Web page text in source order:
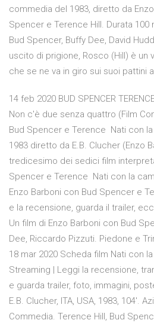
commedia del 1983, diretto da
Spencer e Terence Hill. Durata 100
Bud Spencer, Buffy Dee, David
uscito di prigione, Rosco (Hill) è un
che se ne va in giro sui suoi pattini
14 feb 2020 BUD SPENCER
Non c'è due senza quattro (Film
Bud Spencer e Terence Nati con
1983 diretto da E.B. Clucher (Enzo
tredicesimo dei sedici film
Spencer e Terence Nati con la
Enzo Barboni con Bud Spencer e
e la recensione, guarda il trailer,
Un film di Enzo Barboni con Bud
Dee, Riccardo Pizzuti. Piedone e
18 mar 2020 Scheda film Nati con
Streaming | Leggi la recensione,
e guarda trailer, foto, immagini,
E.B. Clucher, ITA, USA, 1983, 104'.
Commedia. Terence Hill, Bud